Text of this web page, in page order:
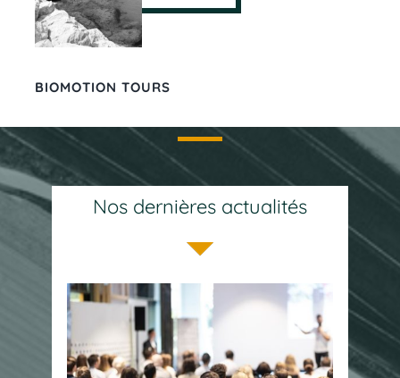
BIOMOTION TOURS
Nos dernières actualités